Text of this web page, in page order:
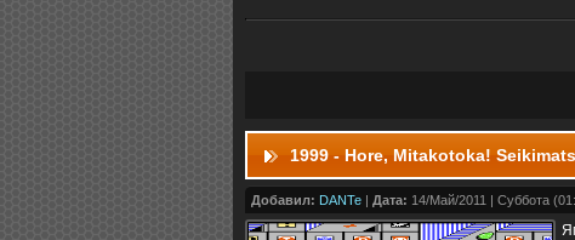
1999 - Hore, Mitakotoka!
Добавил: DANTe | Дата: 14/Май/2011 | Суббота